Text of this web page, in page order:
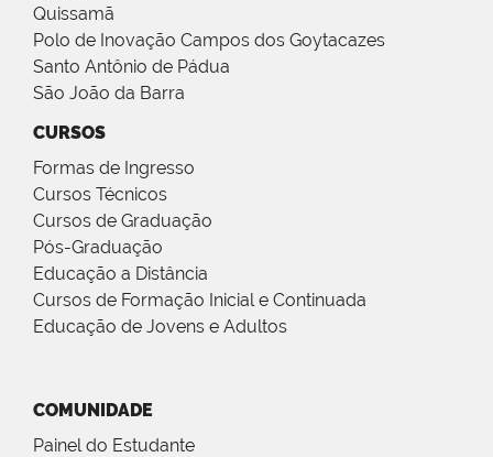
Quissamã
Polo de Inovação Campos dos Goytacazes
Santo Antônio de Pádua
São João da Barra
CURSOS
Formas de Ingresso
Cursos Técnicos
Cursos de Graduação
Pós-Graduação
Educação a Distância
Cursos de Formação Inicial e Continuada
Educação de Jovens e Adultos
COMUNIDADE
Painel do Estudante